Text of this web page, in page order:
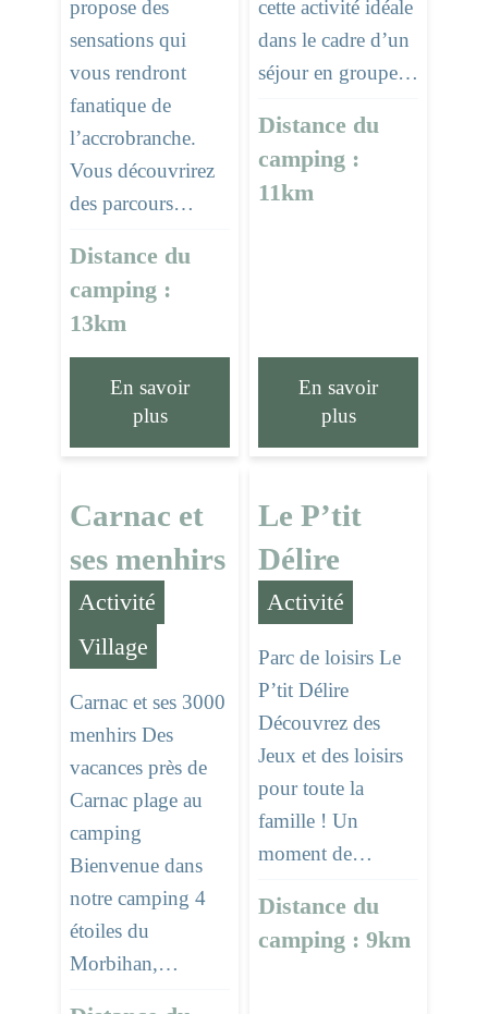
propose des
sensations qui
vous rendront
fanatique de
l’accrobranche.
Vous découvrirez
des parcours…
Distance du
camping :
13km
En savoir
plus
cette activité idéale
dans le cadre d’un
séjour en groupe…
Distance du
camping :
11km
En savoir
plus
Carnac et
ses menhirs
Activité
Village
Carnac et ses 3000
menhirs Des
vacances près de
Carnac plage au
camping
Bienvenue dans
notre camping 4
étoiles du
Morbihan,…
Le P’tit
Délire
Activité
Parc de loisirs Le
P’tit Délire
Découvrez des
Jeux et des loisirs
pour toute la
famille ! Un
moment de…
Distance du
camping : 9km